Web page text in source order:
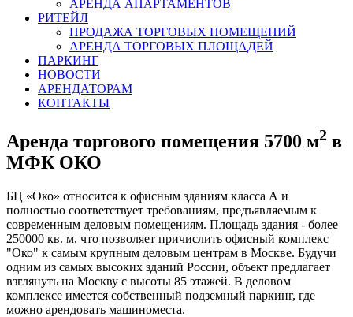
АРЕНДА АПАРТАМЕНТОВ
РИТЕЙЛ
ПРОДАЖА ТОРГОВЫХ ПОМЕЩЕНИЙ
АРЕНДА ТОРГОВЫХ ПЛОЩАДЕЙ
ПАРКИНГ
НОВОСТИ
АРЕНДАТОРАМ
КОНТАКТЫ
Аренда торгового помещения 5700 м2 в
МФК ОКО
БЦ «Око» относится к офисным зданиям класса А и
полностью соответствует требованиям, предъявляемым к
современным деловым помещениям. Площадь здания - более
250000 кв. м, что позволяет причислить офисный комплекс
"Око" к самым крупным деловым центрам в Москве. Будучи
одним из самых высоких зданий России, объект предлагает
взглянуть на Москву с высоты 85 этажей. В деловом
комплексе имеется собственный подземный паркинг, где
можно арендовать машиноместа.